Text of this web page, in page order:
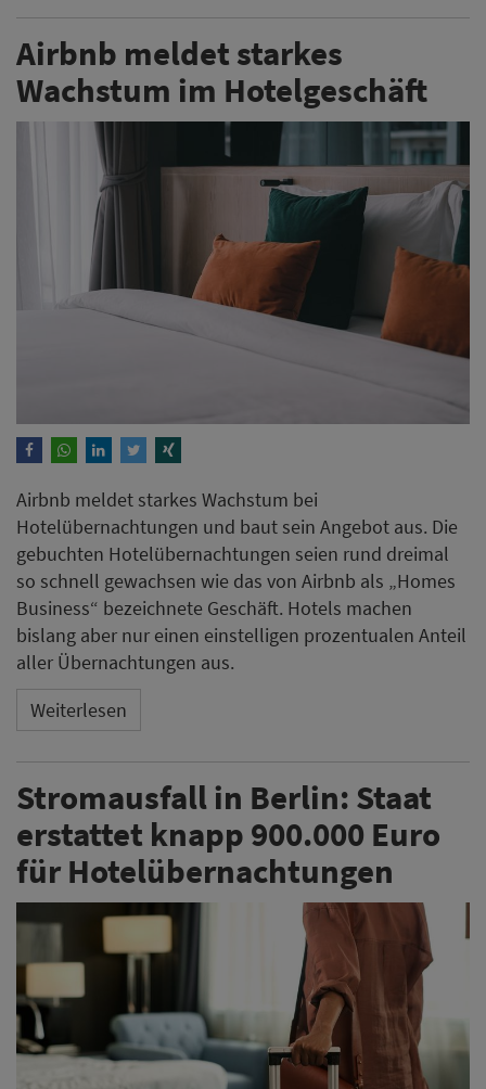
Airbnb meldet starkes
Wachstum im Hotelgeschäft
Airbnb meldet starkes Wachstum bei
Hotelübernachtungen und baut sein Angebot aus. Die
gebuchten Hotelübernachtungen seien rund dreimal
so schnell gewachsen wie das von Airbnb als „Homes
Business“ bezeichnete Geschäft. Hotels machen
bislang aber nur einen einstelligen prozentualen Anteil
aller Übernachtungen aus.
Weiterlesen
Stromausfall in Berlin: Staat
erstattet knapp 900.000 Euro
für Hotelübernachtungen